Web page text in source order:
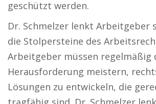
geschützt werden.
Dr. Schmelzer lenkt Arbeitgeber
die Stolpersteine des
Arbeitgeber müssen regelmäßig
Herausforderung meistern,
Lösungen zu entwickeln, die